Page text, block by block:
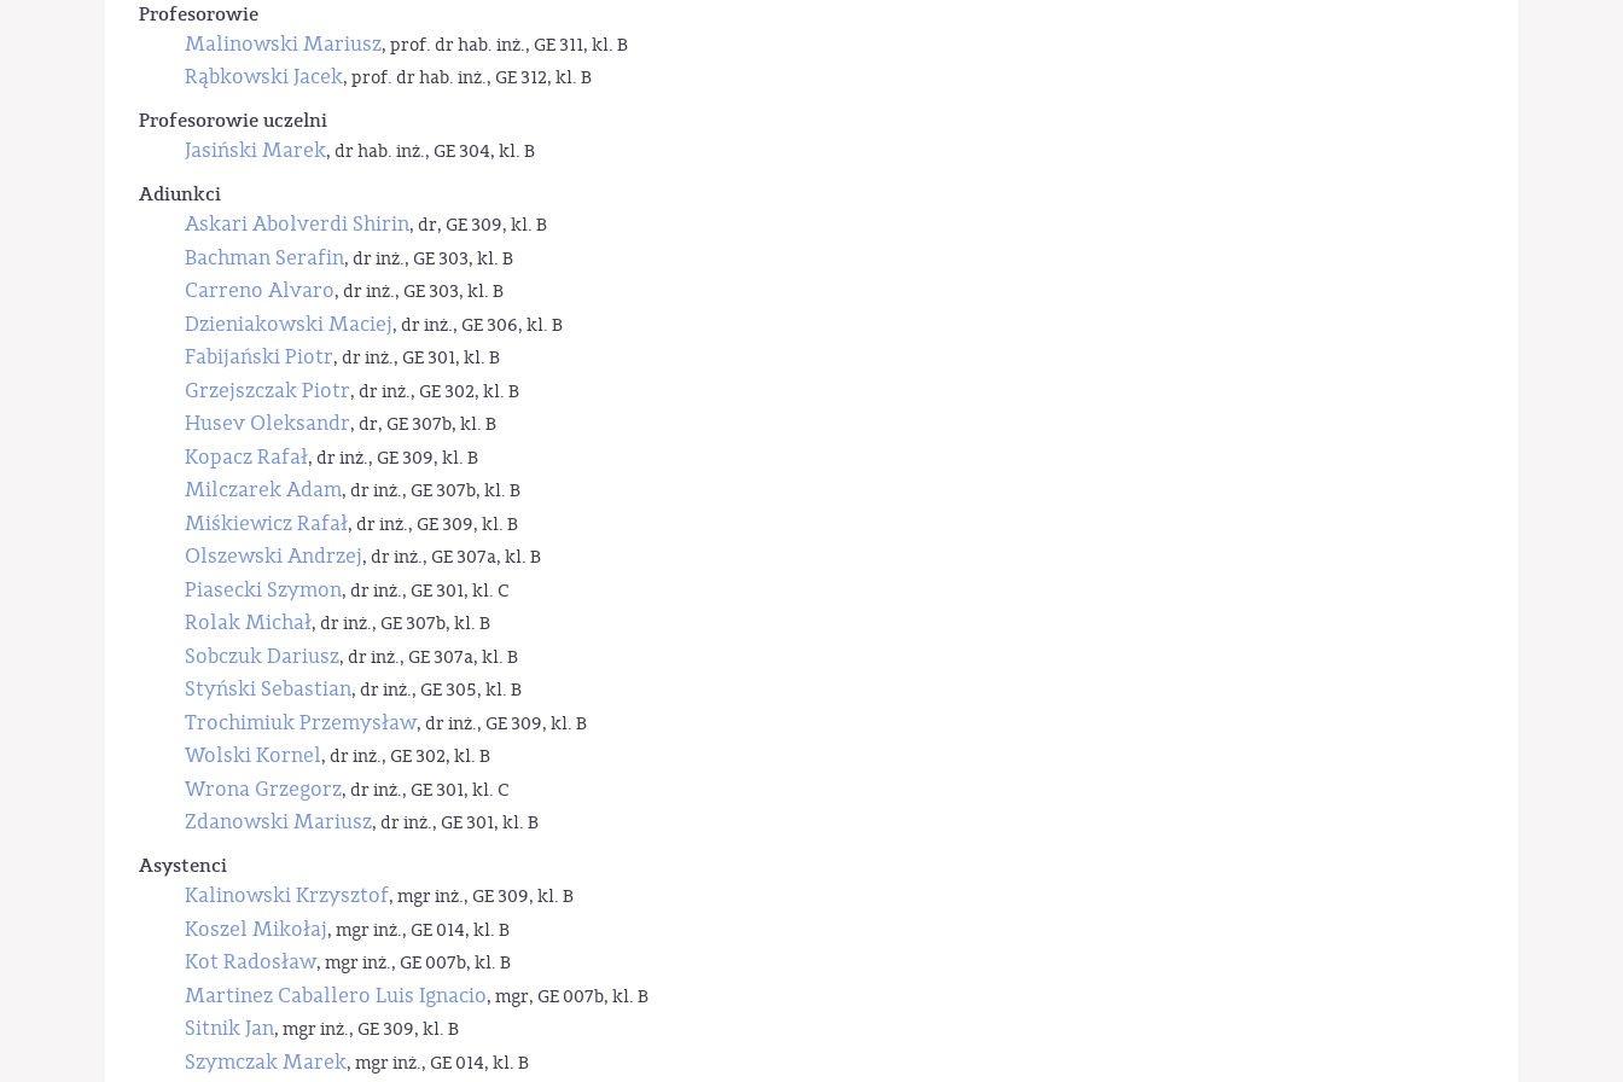
Profesorowie
Malinowski Mariusz, prof. dr hab. inż., GE 311, kl. B
Rąbkowski Jacek, prof. dr hab. inż., GE 312, kl. B
Profesorowie uczelni
Jasiński Marek, dr hab. inż., GE 304, kl. B
Adiunkci
Askari Abolverdi Shirin, dr, GE 309, kl. B
Bachman Serafin, dr inż., GE 303, kl. B
Carreno Alvaro, dr inż., GE 303, kl. B
Dzieniakowski Maciej, dr inż., GE 306, kl. B
Fabijański Piotr, dr inż., GE 301, kl. B
Grzejszczak Piotr, dr inż., GE 302, kl. B
Husev Oleksandr, dr, GE 307b, kl. B
Kopacz Rafał, dr inż., GE 309, kl. B
Milczarek Adam, dr inż., GE 307b, kl. B
Miśkiewicz Rafał, dr inż., GE 309, kl. B
Olszewski Andrzej, dr inż., GE 307a, kl. B
Piasecki Szymon, dr inż., GE 301, kl. C
Rolak Michał, dr inż., GE 307b, kl. B
Sobczuk Dariusz, dr inż., GE 307a, kl. B
Styński Sebastian, dr inż., GE 305, kl. B
Trochimiuk Przemysław, dr inż., GE 309, kl. B
Wolski Kornel, dr inż., GE 302, kl. B
Wrona Grzegorz, dr inż., GE 301, kl. C
Zdanowski Mariusz, dr inż., GE 301, kl. B
Asystenci
Kalinowski Krzysztof, mgr inż., GE 309, kl. B
Koszel Mikołaj, mgr inż., GE 014, kl. B
Kot Radosław, mgr inż., GE 007b, kl. B
Martinez Caballero Luis Ignacio, mgr, GE 007b, kl. B
Sitnik Jan, mgr inż., GE 309, kl. B
Szymczak Marek, mgr inż., GE 014, kl. B